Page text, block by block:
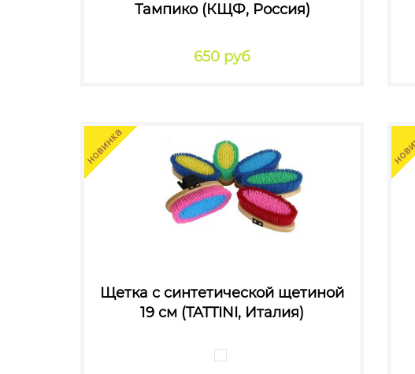
Тампико (КЩФ, Россия)
650 руб
Щетка с синтетической щетиной
19 см (TATTINI, Италия)